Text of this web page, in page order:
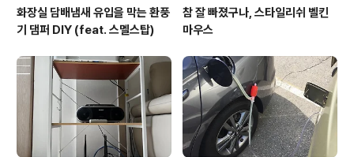
화장실 담배냄새 유입을 막는 환풍
기 댐퍼 DIY (feat. 스멜스탑)
참 잘 빠졌구나, 스타일리쉬 벨킨
마우스